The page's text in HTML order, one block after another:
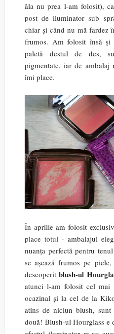
ăla nu prea l-am folosit),
post de iluminator sub
chiar și când nu mă fardez
frumos. Am folosit însă și
paletă destul de des,
pigmentate, iar de
îmi place.
În aprilie am folosit
place totul - ambalajul
nuanța perfectă pentru
se așează frumos pe
descoperitblush-ul
atunci l-am folosit cel mai
ocazinal și la cel de la
atins de niciun blush, sunt
două! Blush-ul Hourglass e